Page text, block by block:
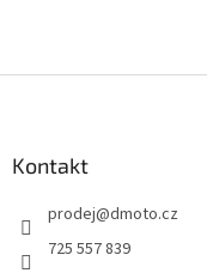
Kontakt
prodej@dmoto.cz
725 557 839